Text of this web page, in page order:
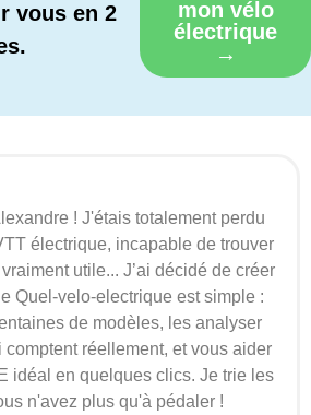
vous en 2
mon vélo
électrique
→
! J'étais totalement perdu
électrique, incapable de trouver
utile... J’ai décidé de créer
Quel-velo-electrique est simple :
de modèles, les analyser
réellement, et vous aider
idéal en quelques clics. Je trie les
n'avez plus qu'à pédaler !